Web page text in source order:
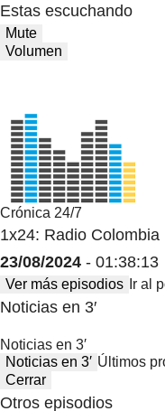
Estas escuchando
Mute
Volumen
Crónica 24/7
1x24: Radio Colombia
23/08/2024 - 01:38:13
Ver más episodios Ir al
Noticias en 3′
Noticias en 3′
Noticias en 3′ Últimos
Cerrar
Otros episodios